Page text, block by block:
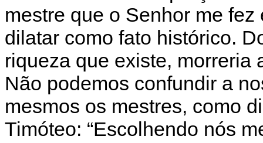
mestre que o Senhor me
dilatar como fato histórico.
riqueza que existe, morreria
Não podemos confundir a
mesmos os mestres, como
Timóteo: “Escolhendo nós